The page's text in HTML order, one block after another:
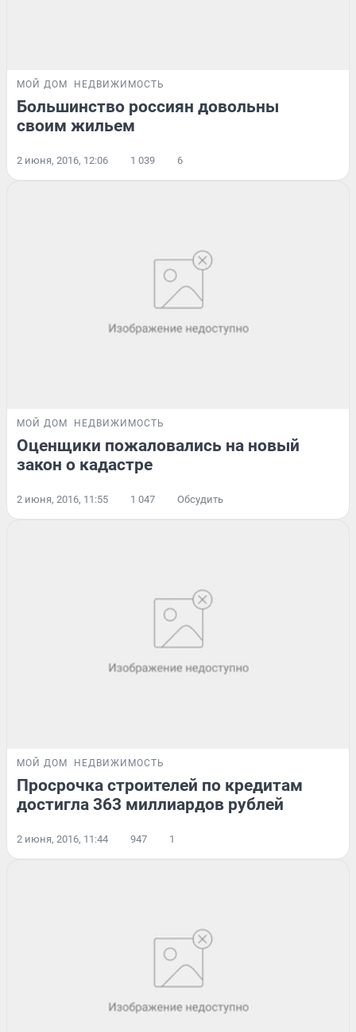
МОЙ ДОМ НЕДВИЖИМОСТЬ
Большинство россиян довольны
своим жильем
2 июня, 2016, 12:06 1 039 6
МОЙ ДОМ НЕДВИЖИМОСТЬ
Оценщики пожаловались на новый
закон о кадастре
2 июня, 2016, 11:55 1 047 Обсудить
МОЙ ДОМ НЕДВИЖИМОСТЬ
Просрочка строителей по кредитам
достигла 363 миллиардов рублей
2 июня, 2016, 11:44 947 1